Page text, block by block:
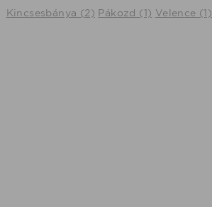
Kincsesbánya (2) Pákozd (1) Velence (1)